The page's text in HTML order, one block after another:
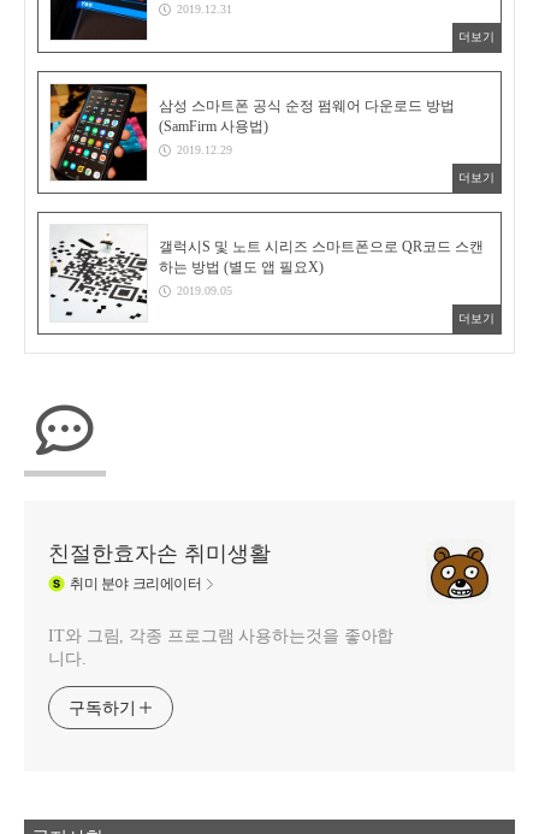
2019.12.31
더보기
삼성 스마트폰 공식 순정 펌웨어 다운로드 방법
(SamFirm 사용법)
2019.12.29
더보기
갤럭시S 및 노트 시리즈 스마트폰으로 QR코드 스캔
하는 방법 (별도 앱 필요X)
2019.09.05
더보기
친절한효자손 취미생활
취미 분야 크리에이터
IT와 그림, 각종 프로그램 사용하는것을 좋아합
니다.
구독하기